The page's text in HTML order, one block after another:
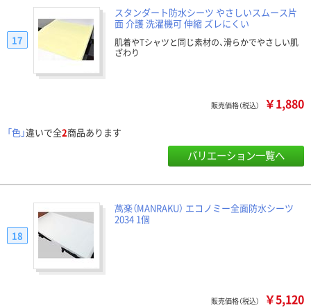
スタンダート防水シーツ やさしいスムース片
面 介護 洗濯機可 伸縮 ズレにくい
肌着やTシャツと同じ素材の、滑らかでやさしい肌
ざわり
17
販売価格（税込） ￥1,880
「色」違いで全2商品あります
バリエーション一覧へ
萬楽（MANRAKU） エコノミー全面防水シーツ
2034 1個
18
販売価格（税込） ￥5,120